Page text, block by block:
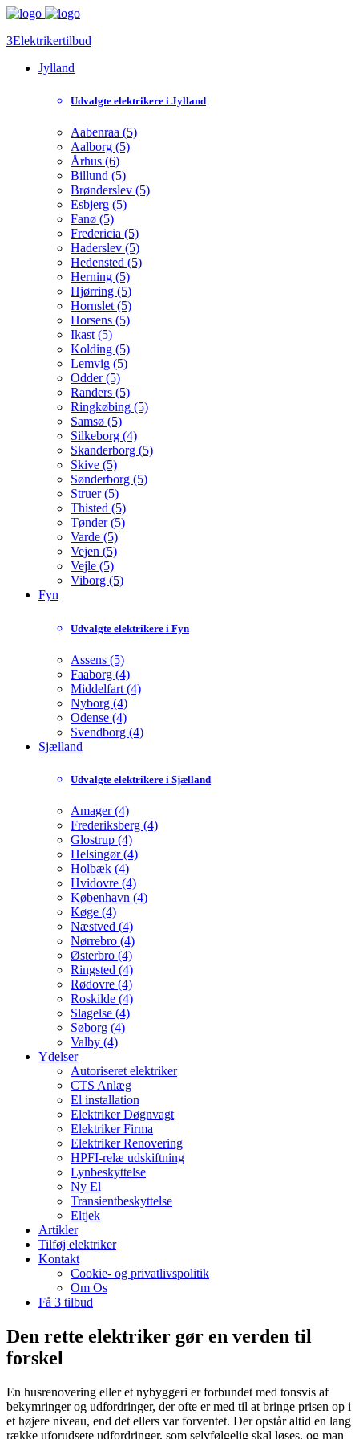
3Elektrikertilbud
Jylland
Udvalgte elektrikere i Jylland
Aabenraa (5)
Aalborg (5)
Århus (6)
Billund (5)
Brønderslev (5)
Esbjerg (5)
Fanø (5)
Fredericia (5)
Haderslev (5)
Hedensted (5)
Herning (5)
Hjørring (5)
Hornslet (5)
Horsens (5)
Ikast (5)
Kolding (5)
Lemvig (5)
Odder (5)
Randers (5)
Ringkøbing (5)
Samsø (5)
Silkeborg (4)
Skanderborg (5)
Skive (5)
Sønderborg (5)
Struer (5)
Thisted (5)
Tønder (5)
Varde (5)
Vejen (5)
Vejle (5)
Viborg (5)
Fyn
Udvalgte elektrikere i Fyn
Assens (5)
Faaborg (4)
Middelfart (4)
Nyborg (4)
Odense (4)
Svendborg (4)
Sjælland
Udvalgte elektrikere i Sjælland
Amager (4)
Frederiksberg (4)
Glostrup (4)
Helsingør (4)
Holbæk (4)
Hvidovre (4)
København (4)
Køge (4)
Næstved (4)
Nørrebro (4)
Østerbro (4)
Ringsted (4)
Rødovre (4)
Roskilde (4)
Slagelse (4)
Søborg (4)
Valby (4)
Ydelser
Autoriseret elektriker
CTS Anlæg
El installation
Elektriker Døgnvagt
Elektriker Firma
Elektriker Renovering
HPFI-relæ udskiftning
Lynbeskyttelse
Ny El
Transientbeskyttelse
Eltjek
Artikler
Tilføj elektriker
Kontakt
Cookie- og privatlivspolitik
Om Os
Få 3 tilbud
Den rette elektriker gør en verden til
forskel
En husrenovering eller et nybyggeri er forbundet med tonsvis af
bekymringer og udfordringer, der ofte er med til at bringe prisen op i
et højere niveau, end det ellers var forventet. Der opstår altid en lang
række uforudsete udfordringer, som selvfølgelig skal løses, og man